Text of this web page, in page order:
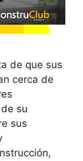
de que sus
cerca de
su
sus